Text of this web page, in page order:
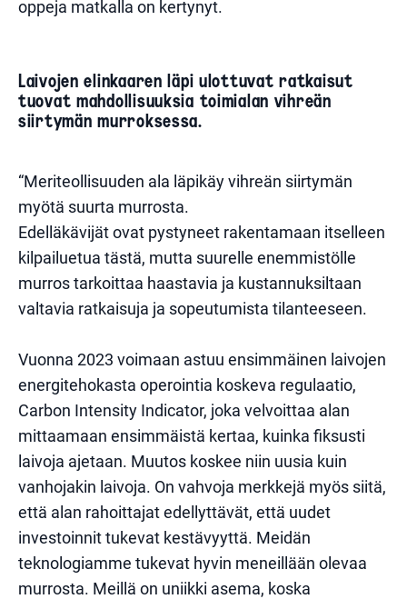
oppeja matkalla on kertynyt.
Laivojen elinkaaren läpi ulottuvat ratkaisut
tuovat mahdollisuuksia toimialan vihreän
siirtymän murroksessa.
“Meriteollisuuden ala läpikäy vihreän siirtymän
myötä suurta murrosta.
Edelläkävijät ovat pystyneet rakentamaan itselleen
kilpailuetua tästä, mutta suurelle enemmistölle
murros tarkoittaa haastavia ja kustannuksiltaan
valtavia ratkaisuja ja sopeutumista tilanteeseen.
Vuonna 2023 voimaan astuu ensimmäinen laivojen
energitehokasta operointia koskeva regulaatio,
Carbon Intensity Indicator, joka velvoittaa alan
mittaamaan ensimmäistä kertaa, kuinka fiksusti
laivoja ajetaan. Muutos koskee niin uusia kuin
vanhojakin laivoja. On vahvoja merkkejä myös siitä,
että alan rahoittajat edellyttävät, että uudet
investoinnit tukevat kestävyyttä. Meidän
teknologiamme tukevat hyvin meneillään olevaa
murrosta. Meillä on uniikki asema, koska